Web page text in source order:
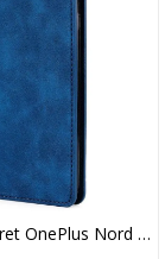
Tekonahka
OnePlus Nord